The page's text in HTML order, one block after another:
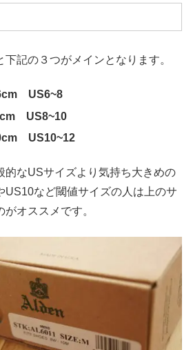
記の３つがメインとなります。
US6~8
US8~10
US10~12
的なUSサイズより気持ち大きめの
US10など閾値サイズの人は上のサ
オススメです。